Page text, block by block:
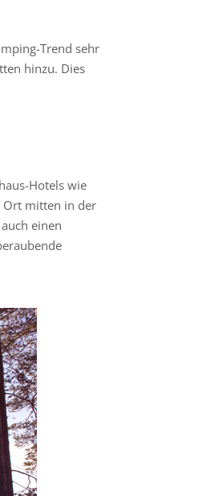
Trend sehr
hinzu. Dies
Hotels wie
Ort mitten in der
einen